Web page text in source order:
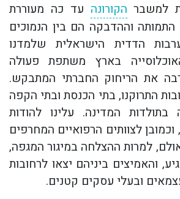
למשבר הקורונה עד כה מעוררת
וההדבקה הם בין הנמוכים
הדדית הישראלית שלמדנו
בארץ משתפת פעולה
את הריחוק החברתי המתבקש.
התרוקנו, בתי הכנסת ובתי הקפה
בתולדות המדינה. עלינו להודות
לצוותים הרפואיים המחרפים
למרות ההצלחה במיגור המגפה,
והאמיצים ביניהם יצאו לרחובות
ובעלי עסקים קטנים.